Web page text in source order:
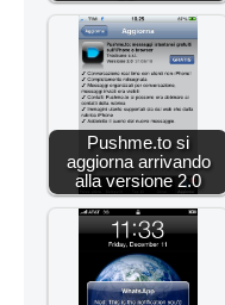
Pushme.to si
aggiorna arrivando
alla versione 2.0